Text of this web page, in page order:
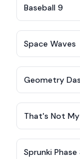
Baseball 9
Space Waves
Geometry
That's Not
Sprunki